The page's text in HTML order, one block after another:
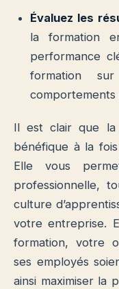
Évaluez les
la formation
performance
formation
comportements
Il est clair que la
bénéfique à la
Elle vous
professionnelle,
culture
votre entreprise.
formation, votre
ses employés
ainsi maximiser la